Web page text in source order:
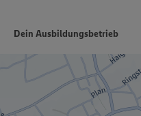
Dein Ausbildungsbetrieb